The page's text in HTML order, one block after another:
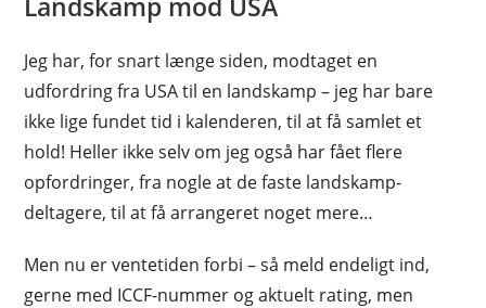
Jeg har, for snart længe siden, modtaget en
udfordring fra USA til en landskamp – jeg har bare
ikke lige fundet tid i kalenderen, til at få samlet et
hold! Heller ikke selv om jeg også har fået flere
opfordringer, fra nogle at de faste landskamp-
deltagere, til at få arrangeret noget mere…
Men nu er ventetiden forbi – så meld endeligt ind,
gerne med ICCF-nummer og aktuelt rating, men